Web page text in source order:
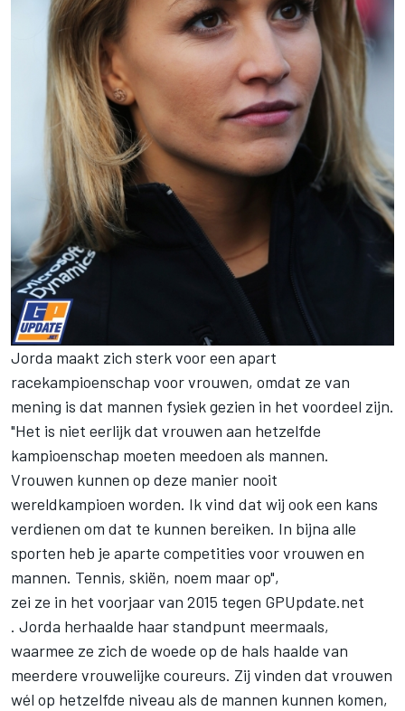
Jorda maakt zich sterk voor een apart
racekampioenschap voor vrouwen, omdat ze van
mening is dat mannen fysiek gezien in het voordeel zijn.
"Het is niet eerlijk dat vrouwen aan hetzelfde
kampioenschap moeten meedoen als mannen.
Vrouwen kunnen op deze manier nooit
wereldkampioen worden. Ik vind dat wij ook een kans
verdienen om dat te kunnen bereiken. In bijna alle
sporten heb je aparte competities voor vrouwen en
mannen. Tennis, skiën, noem maar op",
zei ze in het voorjaar van 2015 tegen GPUpdate.net
. Jorda herhaalde haar standpunt meermaals,
waarmee ze zich de woede op de hals haalde van
meerdere vrouwelijke coureurs. Zij vinden dat vrouwen
wél op hetzelfde niveau als de mannen kunnen komen,